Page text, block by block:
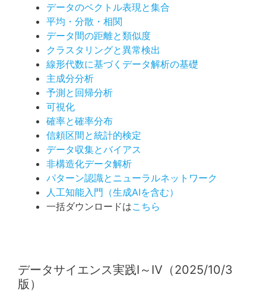
データのベクトル表現と集合
平均・分散・相関
データ間の距離と類似度
クラスタリングと異常検出
線形代数に基づくデータ解析の基礎
主成分分析
予測と回帰分析
可視化
確率と確率分布
信頼区間と統計的検定
データ収集とバイアス
非構造化データ解析
パターン認識とニューラルネットワーク
人工知能入門（生成AIを含む）
一括ダウンロードはこちら
データサイエンス実践Ⅰ～Ⅳ（2025/10/3
版）